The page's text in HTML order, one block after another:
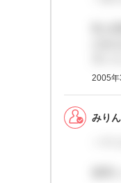
私も
2005
みりん